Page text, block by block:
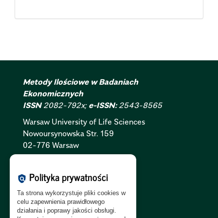
Metody Ilościowe w Badaniach
Ekonomicznych
ISSN2082-792x; e-ISSN: 2543-8565
Warsaw University of Life Sciences
Nowoursynowska Str. 159
02-776 Warsaw
Polityka Prywatności:PL
Polityka RODO:PL|EN
policy Polityka prywatności
Ta strona wykorzystuje pliki cookies w
celu zapewnienia prawidłowego
działania i poprawy jakości obsługi.